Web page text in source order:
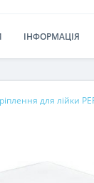
ІНФОРМАЦІЯ
для лійки